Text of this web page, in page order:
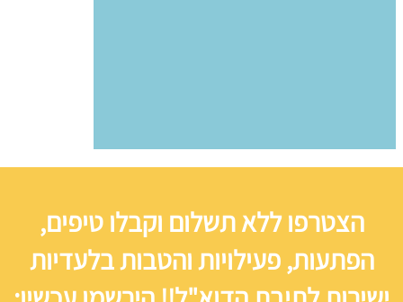
הצטרפו ללא תשלום וקבלו טיפים,
הפתעות, פעילויות והטבות בלעדיות